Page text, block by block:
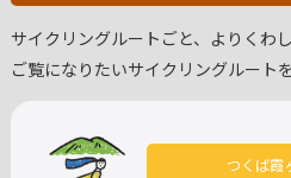
サイクリングルートごと、よりくわ
ご覧になりたいサイクリングルート
つくば霞